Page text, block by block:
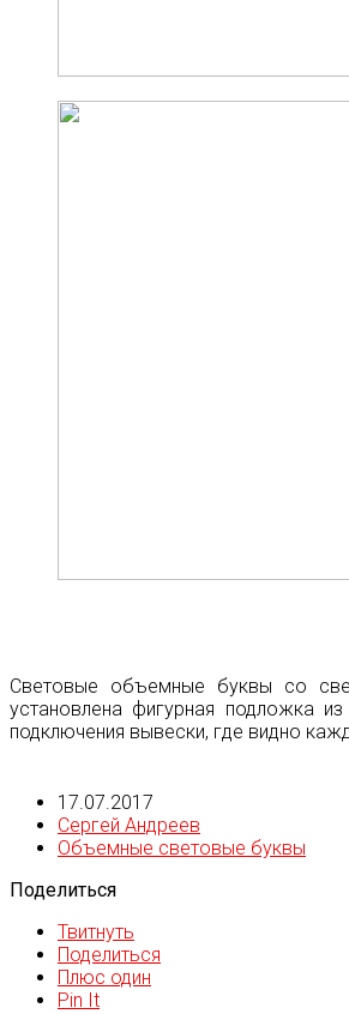
Световые объемные буквы со
установлена фигурная подложка
подключения вывески, где видно
17.07.2017
Сергей Андреев
Объемные световые буквы
Поделиться
Твитнуть
Поделиться
Плюс один
Pin It